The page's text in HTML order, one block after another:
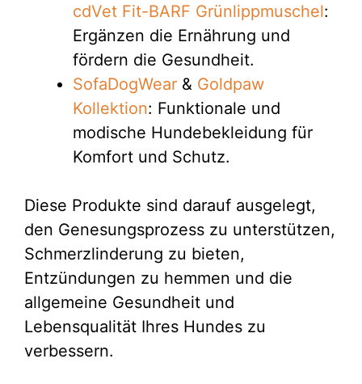
cdVet Fit-BARF Grünlippmuschel:
Ergänzen die Ernährung und
fördern die Gesundheit.
SofaDogWear & Goldpaw
Kollektion: Funktionale und
modische Hundebekleidung für
Komfort und Schutz.
Diese Produkte sind darauf ausgelegt,
den Genesungsprozess zu unterstützen,
Schmerzlinderung zu bieten,
Entzündungen zu hemmen und die
allgemeine Gesundheit und
Lebensqualität Ihres Hundes zu
verbessern.